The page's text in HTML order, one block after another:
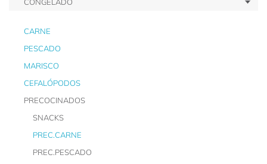
CARNE
PESCADO
MARISCO
CEFALÓPODOS
PRECOCINADOS
SNACKS
PREC.CARNE
PREC.PESCADO